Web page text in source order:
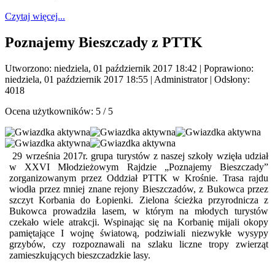
Czytaj więcej...
Poznajemy Bieszczady z PTTK
Utworzono: niedziela, 01 październik 2017 18:42 | Poprawiono:
niedziela, 01 październik 2017 18:55 | Administrator| Odsłony:
4018
Ocena użytkowników: 5 / 5
29 września 2017r. grupa turystów z naszej szkoły wzięła udział
w XXVI Młodzieżowym Rajdzie „Poznajemy Bieszczady”
zorganizowanym przez Oddział PTTK w Krośnie. Trasa rajdu
wiodła przez mniej znane rejony Bieszczadów, z Bukowca przez
szczyt Korbania do Łopienki. Zielona ścieżka przyrodnicza z
Bukowca prowadziła lasem, w którym na młodych turystów
czekało wiele atrakcji. Wspinając się na Korbanię mijali okopy
pamiętające I wojnę światową, podziwiali niezwykłe wysypy
grzybów, czy rozpoznawali na szlaku liczne tropy zwierząt
zamieszkujących bieszczadzkie lasy.